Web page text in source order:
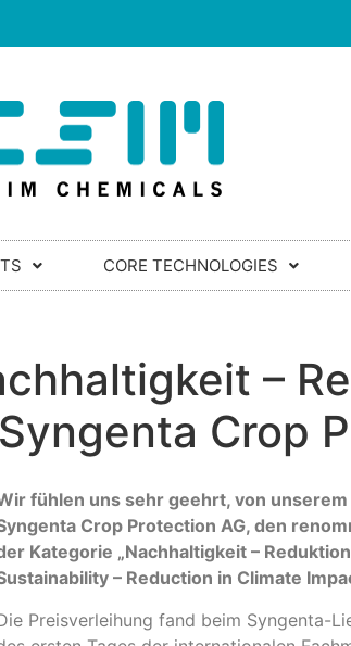
CORE TECHNOLOGIES
–
Crop
fühlen uns sehr geehrt, von
Crop Protection AG, den
Kategorie „Nachhaltigkeit –
– Reduction in Climate
Preisverleihung fand beim Syngenta-